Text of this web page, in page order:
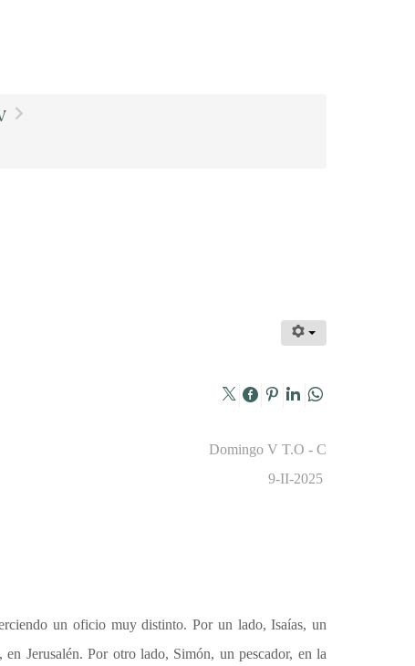
Domingo V T.O - C
9-II-2025
un oficio muy distinto. Por un lado, Isaías, un
Jerusalén. Por otro lado, Simón, un pescador, en la